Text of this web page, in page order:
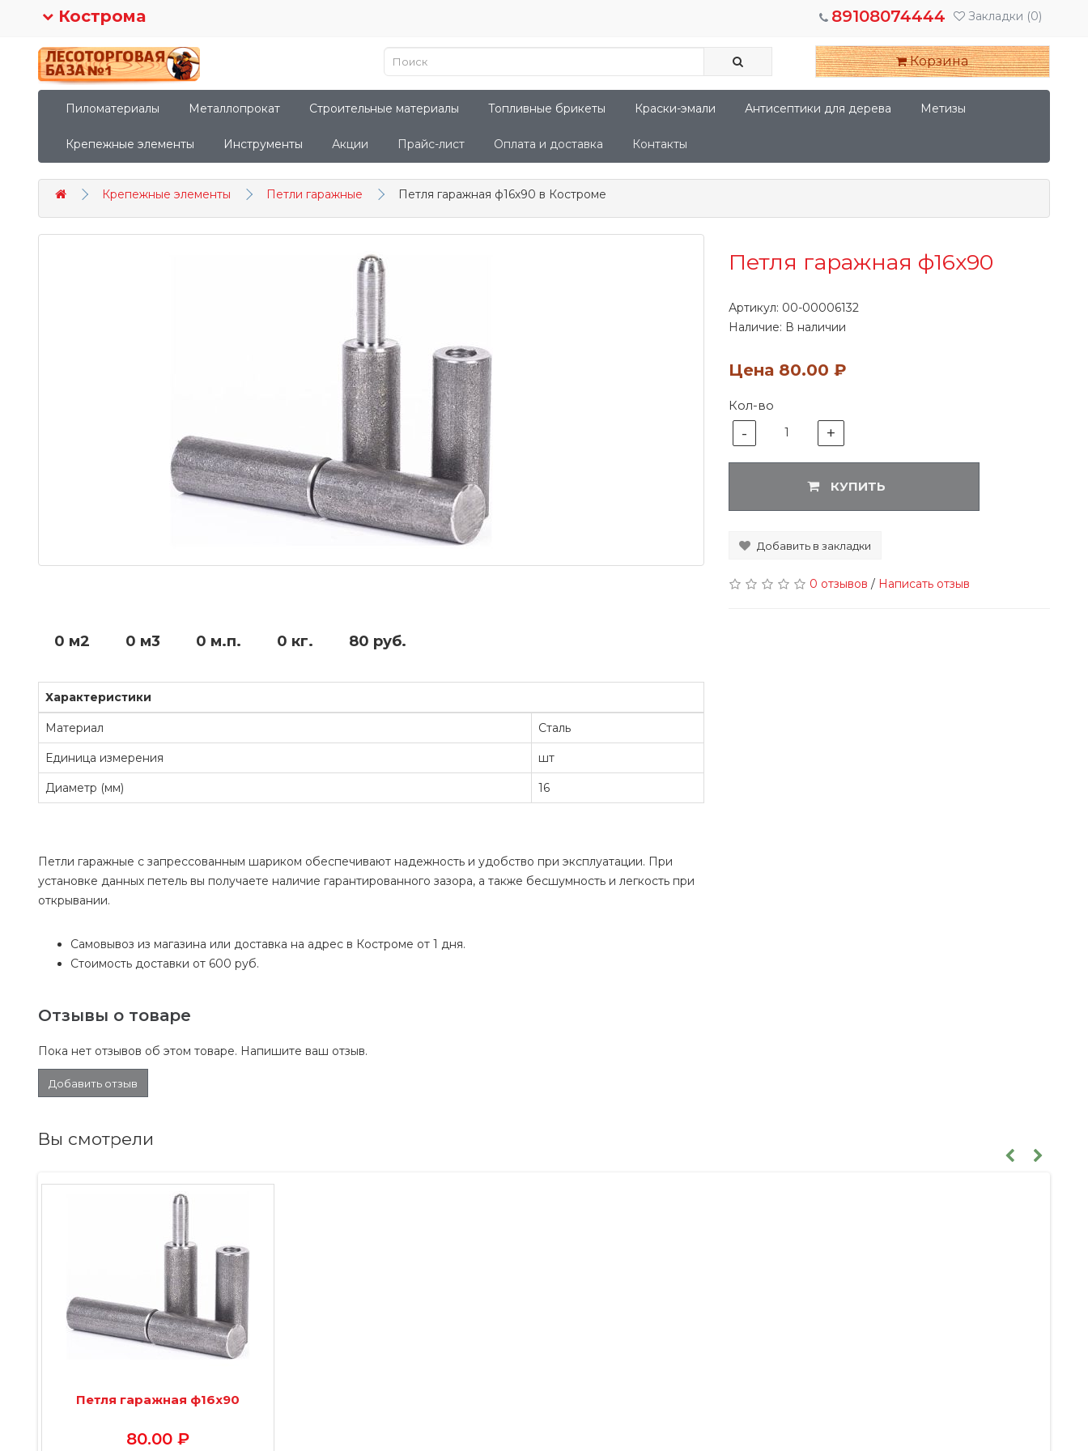
Кострома Закладки (0)
89108074444
Корзина
Пиломатериалы Металлопрокат Строительные материалы Топливные брикеты Краски-эмали Антисептики для дерева Метизы
Крепежные элементы Инструменты Акции Прайс-лист Оплата и доставка Контакты
Крепежные элементы Петли гаражные Петля гаражная ф16х90 в Костроме
Петля гаражная ф16х90
Артикул: 00-00006132
Наличие: В наличии
Цена 80.00 ₽
Кол-во
- 1 +
КУПИТЬ
Добавить в закладки
0 отзывов / Написать отзыв
0 м2 0 м3 0 м.п. 0 кг. 80 руб.
Характеристики
Материал Сталь
Единица измерения шт
Диаметр (мм) 16
Петли гаражные с запрессованным шариком обеспечивают надежность и удобство при эксплуатации. При
установке данных петель вы получаете наличие гарантированного зазора, а также бесшумность и легкость при
открывании.
Самовывоз из магазина или доставка на адрес в Костроме от 1 дня.
Стоимость доставки от 600 руб.
Отзывы о товаре
Пока нет отзывов об этом товаре. Напишите ваш отзыв.
Добавить отзыв
Вы смотрели
Петля гаражная ф16х90
80.00 ₽